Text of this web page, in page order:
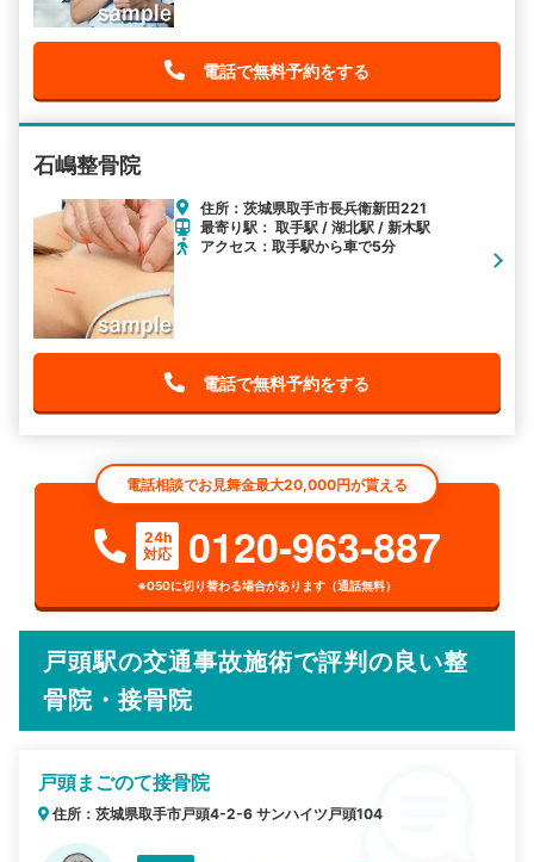
電話で無料予約をする
石嶋整骨院
住所：茨城県取手市長兵衛新田221
最寄り駅： 取手駅 / 湖北駅 / 新木駅
アクセス：取手駅から車で5分
電話で無料予約をする
電話相談でお見舞金最大20,000円が貰える
24h
対応
0120-963-887
※050に切り替わる場合があります（通話無料）
戸頭駅の交通事故施術で評判の良い整
骨院・接骨院
戸頭まごのて接骨院
住所：茨城県取手市戸頭4-2-6 サンハイツ戸頭104